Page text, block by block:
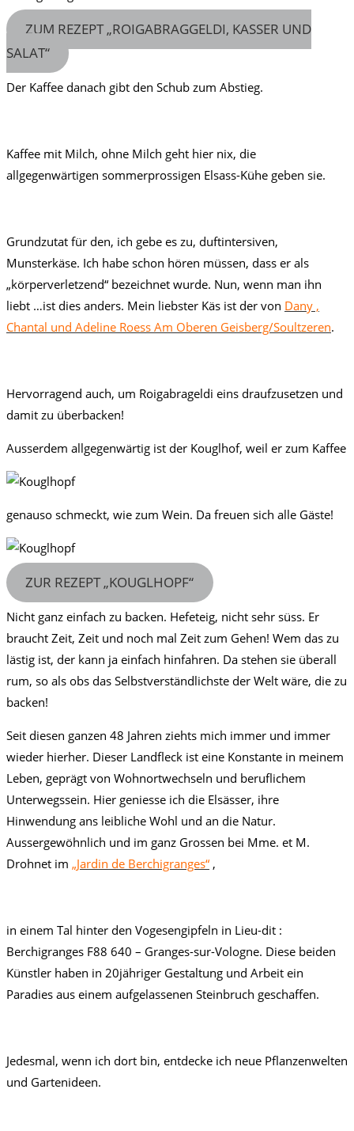
ZUM REZEPT „ROIGABRAGGELDI, KASSER UND
SALAT“
Der Kaffee danach gibt den Schub zum Abstieg.
Kaffee mit Milch, ohne Milch geht hier nix, die
allgegenwärtigen sommerprossigen Elsass-Kühe geben sie.
Grundzutat für den, ich gebe es zu, duftintersiven,
Munsterkäse. Ich habe schon hören müssen, dass er als
„körperverletzend“ bezeichnet wurde. Nun, wenn man ihn
liebt …ist dies anders. Mein liebster Käs ist der von Dany ,
Chantal und Adeline Roess Am Oberen Geisberg/Soultzeren.
Hervorragend auch, um Roigabrageldi eins draufzusetzen und
damit zu überbacken!
Ausserdem allgegenwärtig ist der Kouglhof, weil er zum Kaffee
genauso schmeckt, wie zum Wein. Da freuen sich alle Gäste!
ZUR REZEPT „KOUGLHOPF“
Nicht ganz einfach zu backen. Hefeteig, nicht sehr süss. Er
braucht Zeit, Zeit und noch mal Zeit zum Gehen! Wem das zu
lästig ist, der kann ja einfach hinfahren. Da stehen sie überall
rum, so als obs das Selbstverständlichste der Welt wäre, die zu
backen!
Seit diesen ganzen 48 Jahren ziehts mich immer und immer
wieder hierher. Dieser Landfleck ist eine Konstante in meinem
Leben, geprägt von Wohnortwechseln und beruflichem
Unterwegssein. Hier geniesse ich die Elsässer, ihre
Hinwendung ans leibliche Wohl und an die Natur.
Aussergewöhnlich und im ganz Grossen bei Mme. et M.
Drohnet im „Jardin de Berchigranges“ ,
in einem Tal hinter den Vogesengipfeln in Lieu-dit :
Berchigranges F88 640 – Granges-sur-Vologne. Diese beiden
Künstler haben in 20jähriger Gestaltung und Arbeit ein
Paradies aus einem aufgelassenen Steinbruch geschaffen.
Jedesmal, wenn ich dort bin, entdecke ich neue Pflanzenwelten
und Gartenideen.